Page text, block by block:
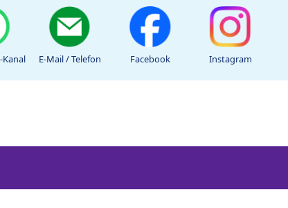
E-Mail / Telefon Facebook Instagram